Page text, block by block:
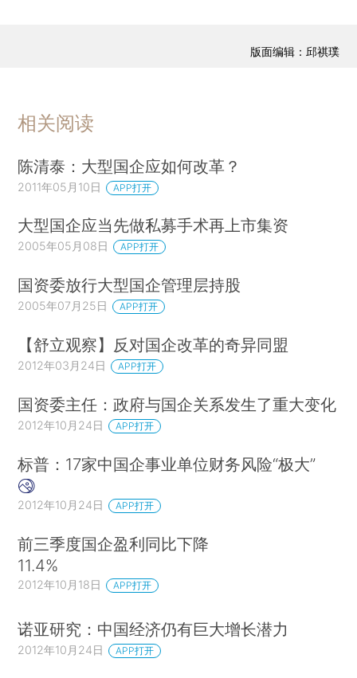
版面编辑：邱祺璞
相关阅读
陈清泰：大型国企应如何改革？
2011年05月10日 APP打开
大型国企应当先做私募手术再上市集资
2005年05月08日 APP打开
国资委放行大型国企管理层持股
2005年07月25日 APP打开
【舒立观察】反对国企改革的奇异同盟
2012年03月24日 APP打开
国资委主任：政府与国企关系发生了重大变化
2012年10月24日 APP打开
标普：17家中国企事业单位财务风险“极大”
2012年10月24日 APP打开
前三季度国企盈利同比下降
11.4%
2012年10月18日 APP打开
诺亚研究：中国经济仍有巨大增长潜力
2012年10月24日 APP打开